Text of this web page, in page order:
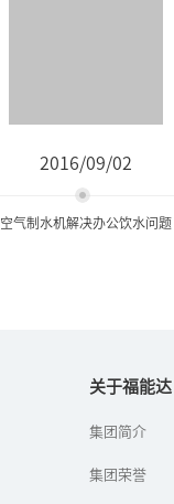
2016/09/02
空气制水机解决办公饮水问题
办公室里的饮水问题通常
我们会看到一罐又一罐的
关于福能达
集团简介
集团荣誉